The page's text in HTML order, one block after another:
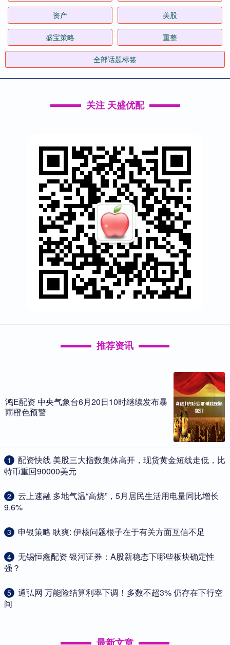
资产 美股
盛宝策略 重整
全部话题标签
关注 天盛优配
推荐资讯
鸿E配资 中央气象台6月20日10时继续发布暴
雨橙色预警
1
​配资快线 美股三大指数集体高开，现货黄金短线走低，比
特币重回90000美元
2
​云上速融 多地气温“高烧”，5月居民生活用电量同比增长
9.6%
3 ​申银策略 耿爽: 伊核问题根子在于有关方面互信不足
4
​无锡恒鑫配资 银河证券：A股新稳态下哪些板块确定性
强？
5
​通弘网 万能险结算利率下调！多数不超3% 仍存在下行空
间